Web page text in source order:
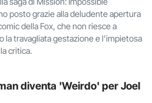
posto grazie alla deludente apertura
della Fox, che non riesce a
la travagliata gestazione e l'impietosa
critica.
diventa 'Weirdo' per Joel